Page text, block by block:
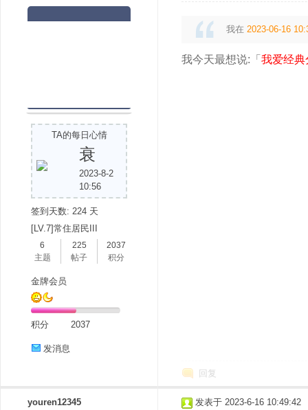
TA的每日心情
衰
2023-8-2
10:56
签到天数: 224 天
[LV.7]常住居民III
6
主题
225
帖子
2037
积分
金牌会员
积分 2037
发消息
我在 2023-06-16
我今天最想说:「 我爱经典
回复
youren12345 发表于 2023-6-16 10:49:42